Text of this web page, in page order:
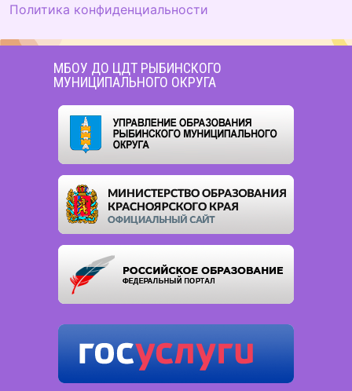
Политика конфиденциальности
МБОУ ДО ЦДТ РЫБИНСКОГО
МУНИЦИПАЛЬНОГО ОКРУГА